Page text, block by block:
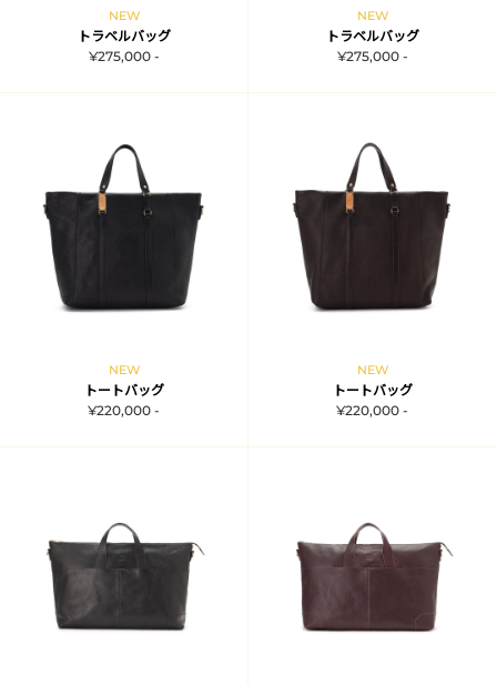
NEW
トラベルバッグ
¥275,000 -
NEW
トラベルバッグ
¥275,000 -
NEW
トートバッグ
¥220,000 -
NEW
トートバッグ
¥220,000 -